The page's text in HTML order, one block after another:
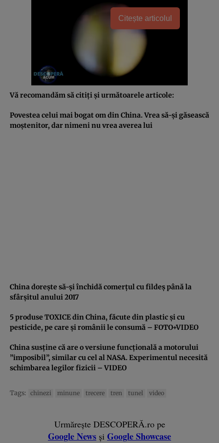
Citește articolul
Vă recomandăm să citiţi şi următoarele articole:
Povestea celui mai bogat om din China. Vrea să-şi găsească
moştenitor, dar nimeni nu vrea averea lui
China doreşte să-şi închidă comerţul cu fildeş până la
sfârşitul anului 2017
5 produse TOXICE din China, făcute din plastic şi cu
pesticide, pe care şi românii le consumă – FOTO+VIDEO
China susţine că are o versiune funcţională a motorului
”imposibil”, similar cu cel al NASA. Experimentul necesită
schimbarea legilor fizicii – VIDEO
Tags: chinezi minune trecere tren tunel video
Urmărește DESCOPERĂ.ro pe
Google News și Google Showcase